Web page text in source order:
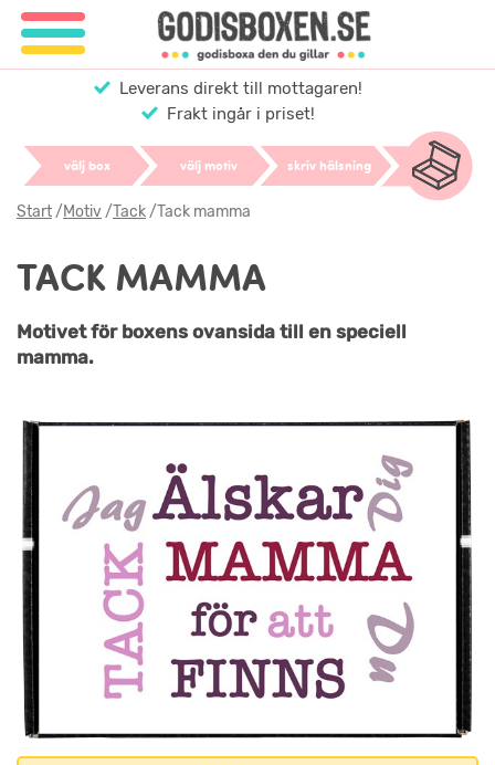
Leverans direkt till mottagaren!
Frakt ingår i priset!
välj box välj motiv skriv hälsning
Start/Motiv/Tack/Tack mamma
TACK MAMMA
Motivet för boxens ovansida till en speciell
mamma.